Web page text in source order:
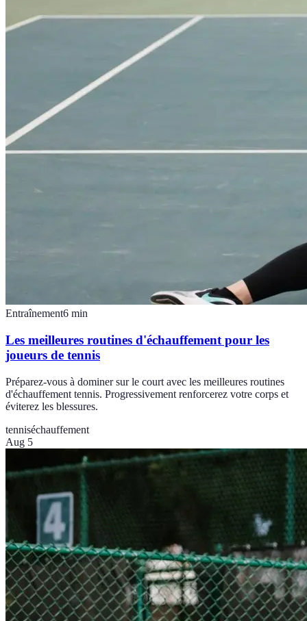
Entraînement6 min
Les meilleures routines d'échauffement pour les
joueurs de tennis
Préparez-vous à dominer sur le court avec les meilleures routines
d'échauffement tennis. Progressivement renforcerez votre corps et
éviterez les blessures.
tenniséchauffement
Aug 5